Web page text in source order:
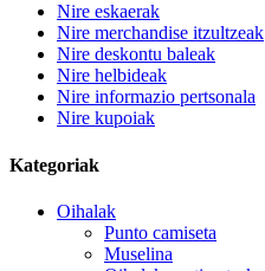
Nire eskaerak
Nire merchandise itzultzeak
Nire deskontu baleak
Nire helbideak
Nire informazio pertsonala
Nire kupoiak
Kategoriak
Oihalak
Punto camiseta
Muselina